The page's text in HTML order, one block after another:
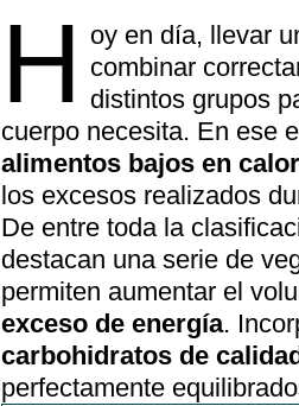
H oy en día, llevar
combinar
distintos grupos
cuerpo necesita. En ese
alimentos bajos en
los excesos realizados
De entre toda la
destacan una serie de
permiten aumentar el
exceso de energía.
carbohidratos de calidad
perfectamente